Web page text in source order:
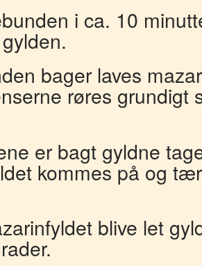
i ca. 10
bager laves
røres grundigt
er bagt gyldne
kommes på og
blive let